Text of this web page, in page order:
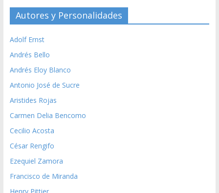
Autores y Personalidades
Adolf Ernst
Andrés Bello
Andrés Eloy Blanco
Antonio José de Sucre
Aristides Rojas
Carmen Delia Bencomo
Cecilio Acosta
César Rengifo
Ezequiel Zamora
Francisco de Miranda
Henry Pittier